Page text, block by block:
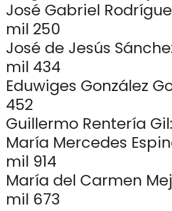
José Gabriel
mil 250
José de Jesús
mil 434
Eduwiges González
452
Guillermo Rentería
María Mercedes
mil 914
María del Carmen
mil 673